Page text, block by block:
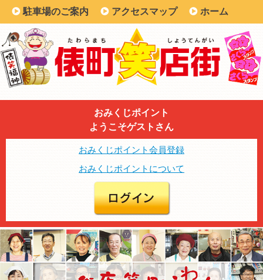
駐車場のご案内 アクセスマップ ホーム
おみくじポイント
ようこそゲストさん
おみくじポイント会員登録
おみくじポイントについて